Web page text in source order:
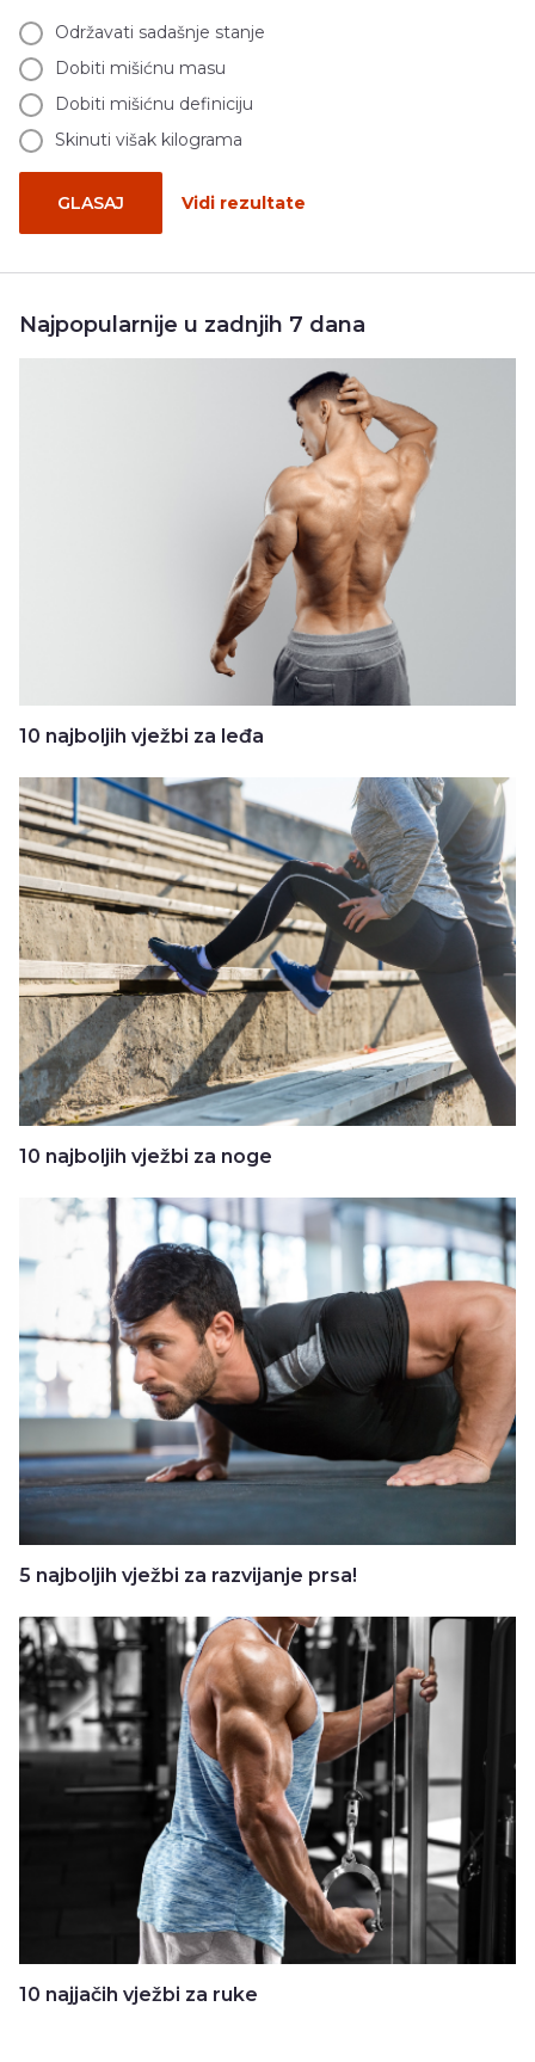
Održavati sadašnje stanje
Dobiti mišićnu masu
Dobiti mišićnu definiciju
Skinuti višak kilograma
GLASAJ Vidi rezultate
Najpopularnije u zadnjih 7 dana
10 najboljih vježbi za leđa
10 najboljih vježbi za noge
5 najboljih vježbi za razvijanje prsa!
10 najjačih vježbi za ruke